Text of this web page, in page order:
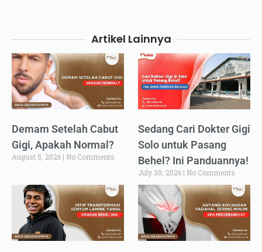
Artikel Lainnya
Demam Setelah Cabut
Gigi, Apakah Normal?
August 5, 2026 No Comments
Sedang Cari Dokter Gigi
Solo untuk Pasang
Behel? Ini Panduannya!
July 30, 2026 No Comments